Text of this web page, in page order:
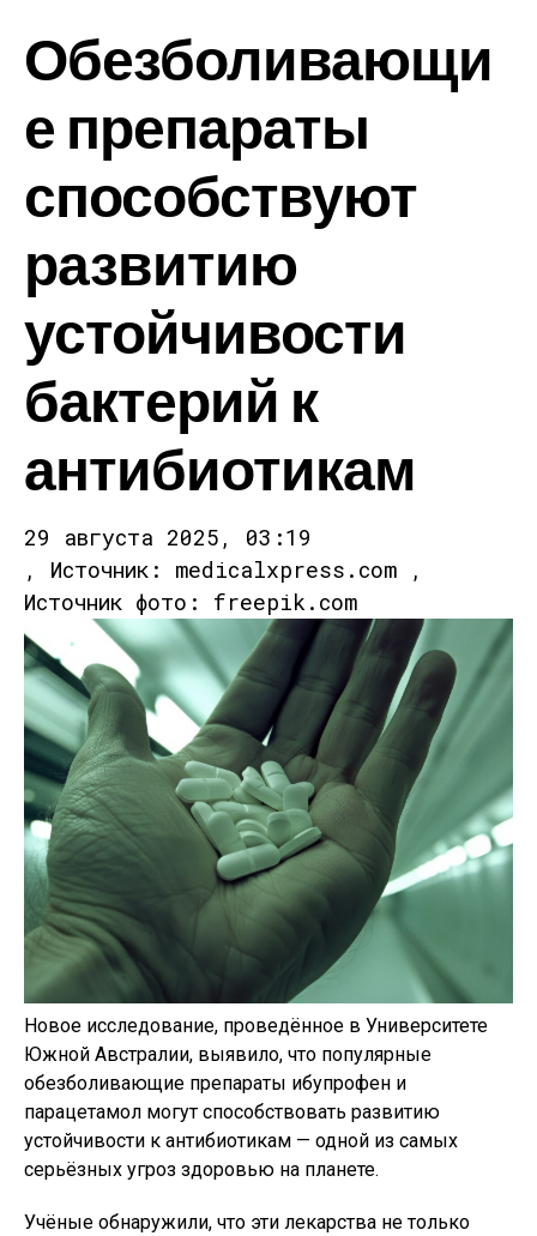
Обезболивающи
е препараты
способствуют
развитию
устойчивости
бактерий к
антибиотикам
29 августа 2025, 03:19
, Источник: medicalxpress.com ,
Источник фото: freepik.com
Новое исследование, проведённое в Университете
Южной Австралии, выявило, что популярные
обезболивающие препараты ибупрофен и
парацетамол могут способствовать развитию
устойчивости к антибиотикам — одной из самых
серьёзных угроз здоровью на планете.
Учёные обнаружили, что эти лекарства не только